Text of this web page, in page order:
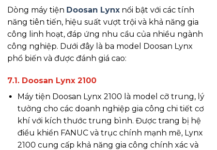
Dòng máy tiện Doosan Lynx nổi bật với các tính
năng tiên tiến, hiệu suất vượt trội và khả năng gia
công linh hoạt, đáp ứng nhu cầu của nhiều ngành
công nghiệp. Dưới đây là ba model Doosan Lynx
phổ biến và được đánh giá cao:
7.1. Doosan Lynx 2100
Máy tiện Doosan Lynx 2100 là model cỡ trung, lý
tưởng cho các doanh nghiệp gia công chi tiết cơ
khí với kích thước trung bình. Được trang bị hệ
điều khiển FANUC và trục chính mạnh mẽ, Lynx
2100 cung cấp khả năng gia công chính xác và